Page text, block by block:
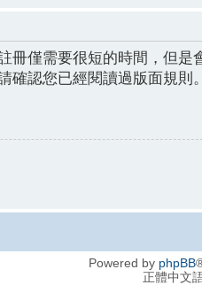
冊僅需要很短的時間，但
確認您已經閱讀過版面規則
Powered by phpBB
正體中文